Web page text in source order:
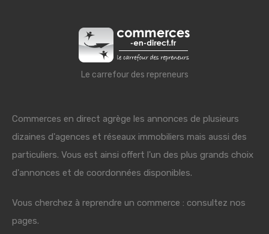
Le carrefour des repreneurs
Commerces en direct agrège les annonces de plusieurs
dizaines d'agences et réseaux immobiliers mais aussi des
particuliers. Vous est ainsi offert l'un des plus grands choix
d'annonces et de coordonnées disponibles.
Vous cherchez à reprendre un commerce : consultez nos
pages.